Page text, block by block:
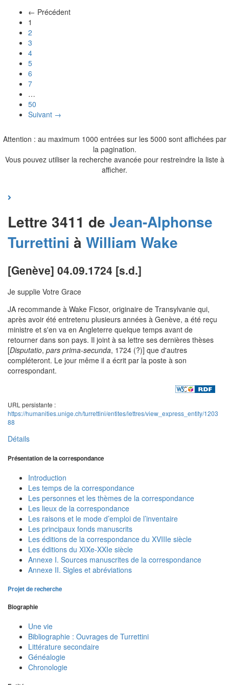
← Précédent
1
2
3
4
5
6
7
…
50
Suivant →
Attention : au maximum 1000 entrées sur les 5000 sont affichées par
la pagination.
Vous pouvez utiliser la recherche avancée pour restreindre la liste à
afficher.
Lettre 3411 de Jean-Alphonse
Turrettini à William Wake
[Genève] 04.09.1724 [s.d.]
Je supplie Votre Grace
JA recommande à Wake Ficsor, originaire de Transylvanie qui,
après avoir été entretenu plusieurs années à Genève, a été reçu
ministre et s'en va en Angleterre quelque temps avant de
retourner dans son pays. Il joint à sa lettre ses dernières thèses
[Disputatio, pars prima-secunda, 1724 (?)] que d'autres
compléteront. Le jour même il a écrit par la poste à son
correspondant.
URL persistante :
https://humanities.unige.ch/turrettini/entites/lettres/view_express_entity/1203
88
Détails
Présentation de la correspondance
Introduction
Les temps de la correspondance
Les personnes et les thèmes de la correspondance
Les lieux de la correspondance
Les raisons et le mode d’emploi de l’inventaire
Les principaux fonds manuscrits
Les éditions de la correspondance du XVIIIe siècle
Les éditions du XIXe-XXIe siècle
Annexe I. Sources manuscrites de la correspondance
Annexe II. Sigles et abréviations
Projet de recherche
Biographie
Une vie
Bibliographie : Ouvrages de Turrettini
Littérature secondaire
Généalogie
Chronologie